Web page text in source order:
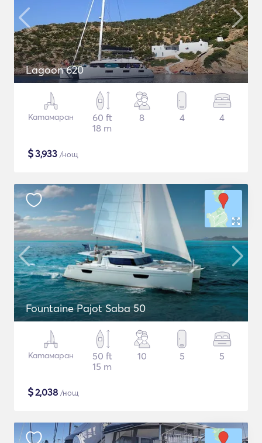
Lagoon 620
Катамаран
60 ft
18 m
8 4 4
$3,933 /нощ
Fountaine Pajot Saba 50
Катамаран
50 ft
15 m
10 5 5
$2,038 /нощ